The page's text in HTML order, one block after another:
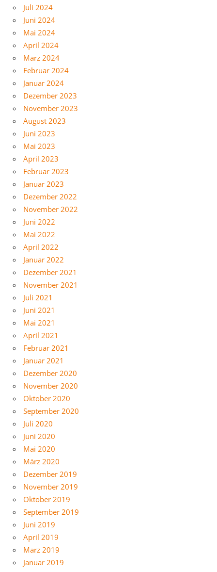
Juli 2024
Juni 2024
Mai 2024
April 2024
März 2024
Februar 2024
Januar 2024
Dezember 2023
November 2023
August 2023
Juni 2023
Mai 2023
April 2023
Februar 2023
Januar 2023
Dezember 2022
November 2022
Juni 2022
Mai 2022
April 2022
Januar 2022
Dezember 2021
November 2021
Juli 2021
Juni 2021
Mai 2021
April 2021
Februar 2021
Januar 2021
Dezember 2020
November 2020
Oktober 2020
September 2020
Juli 2020
Juni 2020
Mai 2020
März 2020
Dezember 2019
November 2019
Oktober 2019
September 2019
Juni 2019
April 2019
März 2019
Januar 2019